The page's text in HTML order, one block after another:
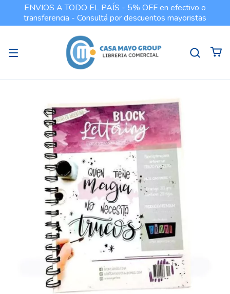
ENVIOS A TODO EL PAÍS - 5% OFF en efectivo o
transferencia - Consultá por descuentos mayoristas